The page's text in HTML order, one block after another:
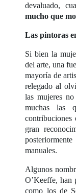
devaluado,
mucho que
Las pintoras
Si bien la
del arte, una
mayoría de
relegado al
las mujeres
muchas las
gran
manuales.
Algunos
O’Keeffe, han
como los de